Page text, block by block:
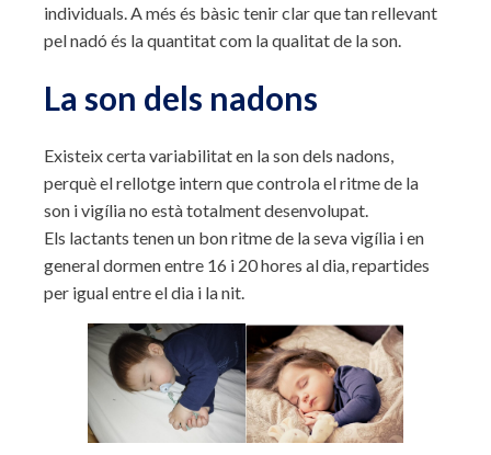
individuals. A més és bàsic tenir clar que tan rellevant
pel nadó és la quantitat com la qualitat de la son.
La son dels nadons
Existeix certa variabilitat en la son dels nadons,
perquè el rellotge intern que controla el ritme de la
son i vigília no està totalment desenvolupat.
Els lactants tenen un bon ritme de la seva vigília i en
general dormen entre 16 i 20 hores al dia, repartides
per igual entre el dia i la nit.